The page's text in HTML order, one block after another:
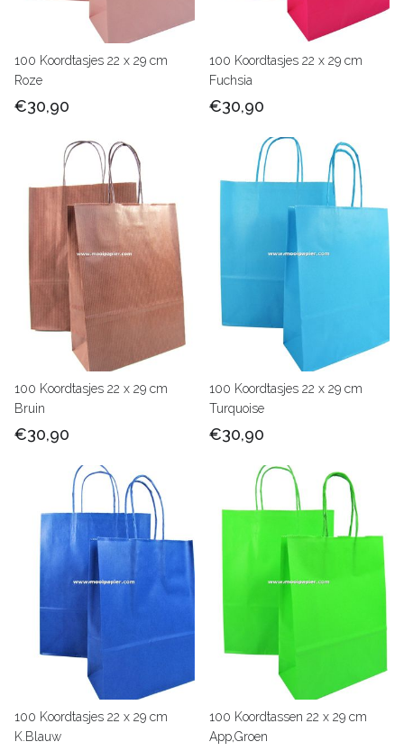
100 Koordtasjes 22 x 29 cm
Roze
€30,90
100 Koordtasjes 22 x 29 cm
Fuchsia
€30,90
100 Koordtasjes 22 x 29 cm
Bruin
€30,90
100 Koordtasjes 22 x 29 cm
Turquoise
€30,90
100 Koordtasjes 22 x 29 cm
K.Blauw
100 Koordtassen 22 x 29 cm
App,Groen